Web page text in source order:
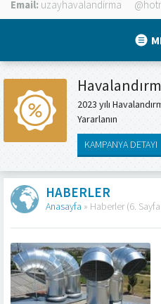
Email: uzayhavalandirma
2023 yılı
Yararlanın
KAMPANYA DETAYI
HABERLER
Anasayfa » Haberler(6.